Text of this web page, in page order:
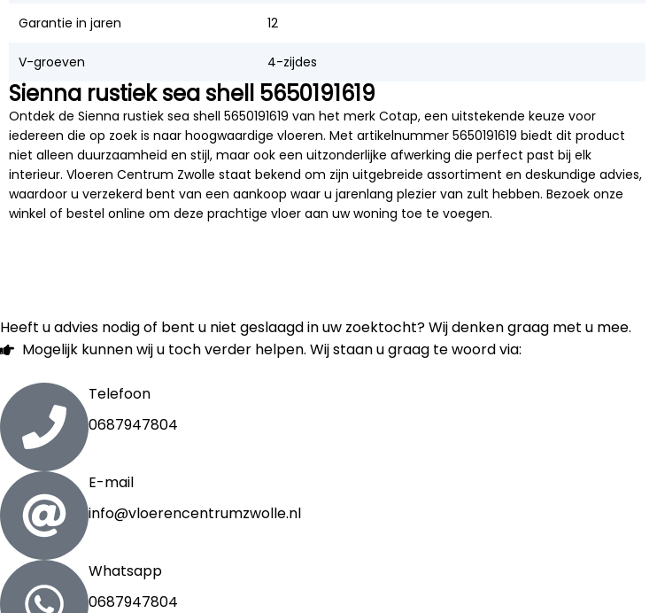
Garantie in jaren 12
V-groeven 4-zijdes
Sienna rustiek sea shell 5650191619
Ontdek de Sienna rustiek sea shell 5650191619 van het merk Cotap, een uitstekende keuze voor
iedereen die op zoek is naar hoogwaardige vloeren. Met artikelnummer 5650191619 biedt dit product
niet alleen duurzaamheid en stijl, maar ook een uitzonderlijke afwerking die perfect past bij elk
interieur. Vloeren Centrum Zwolle staat bekend om zijn uitgebreide assortiment en deskundige advies,
waardoor u verzekerd bent van een aankoop waar u jarenlang plezier van zult hebben. Bezoek onze
winkel of bestel online om deze prachtige vloer aan uw woning toe te voegen.
Heeft u advies nodig of bent u niet geslaagd in uw zoektocht? Wij denken graag met u mee.
Mogelijk kunnen wij u toch verder helpen. Wij staan u graag te woord via:
Telefoon
0687947804
E-mail
info@vloerencentrumzwolle.nl
Whatsapp
0687947804